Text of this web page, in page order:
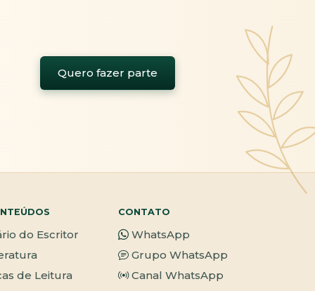
Quero fazer parte
do Escritor
de Leitura
CONTATO
WhatsApp
Grupo WhatsApp
Canal WhatsApp